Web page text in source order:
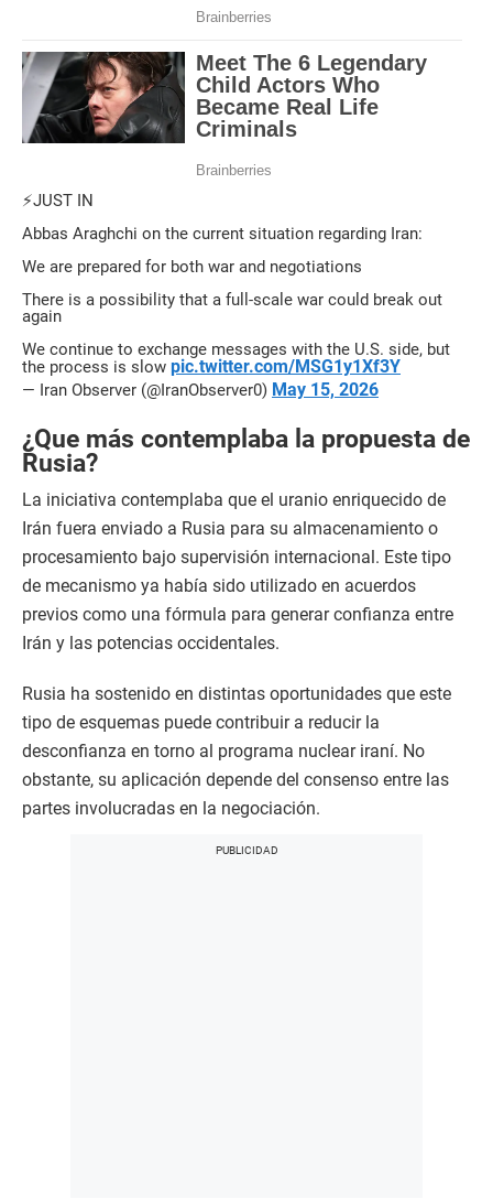
⚡️JUST IN
Abbas Araghchi on the current situation regarding Iran:
We are prepared for both war and negotiations
There is a possibility that a full-scale war could break out
again
We continue to exchange messages with the U.S. side, but
the process is slow pic.twitter.com/MSG1y1Xf3Y
— Iran Observer (@IranObserver0) May 15, 2026
¿Que más contemplaba la propuesta de
Rusia?
La iniciativa contemplaba que el uranio enriquecido de
Irán fuera enviado a Rusia para su almacenamiento o
procesamiento bajo supervisión internacional. Este tipo
de mecanismo ya había sido utilizado en acuerdos
previos como una fórmula para generar confianza entre
Irán y las potencias occidentales.
Rusia ha sostenido en distintas oportunidades que este
tipo de esquemas puede contribuir a reducir la
desconfianza en torno al programa nuclear iraní. No
obstante, su aplicación depende del consenso entre las
partes involucradas en la negociación.